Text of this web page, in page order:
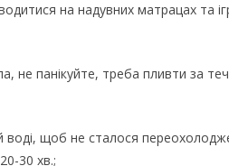
на надувних матрацах та
не панікуйте, треба пливти за
воді, щоб не сталося
30 хв.;